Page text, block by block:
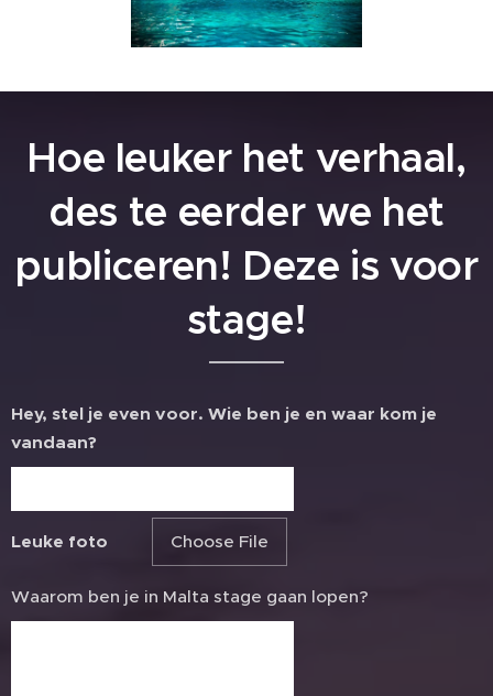
Hoe leuker het verhaal,
des te eerder we het
publiceren! Deze is voor
stage!
Hey, stel je even voor. Wie ben je en waar kom je
vandaan?
Leuke foto Choose File
Waarom ben je in Malta stage gaan lopen?